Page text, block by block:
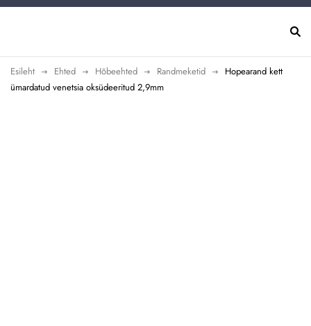
Esileht Ehted Hõbeehted Randmeketid
Hopearand kett
ümardatud venetsia oksüdeeritud 2,9mm